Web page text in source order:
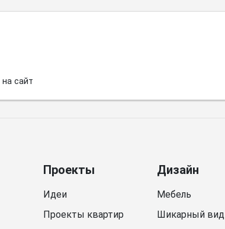
на сайт
Проекты
Идеи
Проекты квартир
Дизайн
Мебель
Шикарный вид